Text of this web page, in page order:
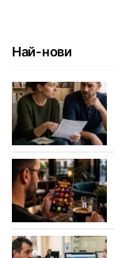
Най-нови